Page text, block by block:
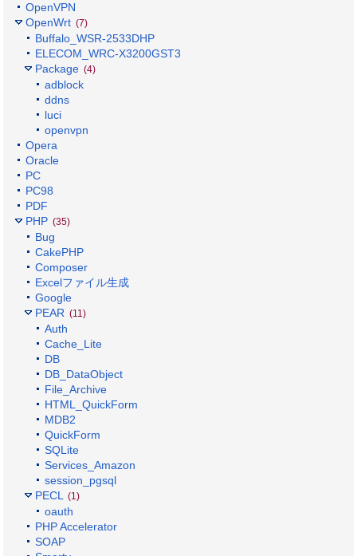
OpenVPN
OpenWrt (7)
Buffalo_WSR-2533DHP
ELECOM_WRC-X3200GST3
Package (4)
adblock
ddns
luci
openvpn
Opera
Oracle
PC
PC98
PDF
PHP (35)
Bug
CakePHP
Composer
Excelファイル生成
Google
PEAR (11)
Auth
Cache_Lite
DB
DB_DataObject
File_Archive
HTML_QuickForm
MDB2
QuickForm
SQLite
Services_Amazon
session_pgsql
PECL (1)
oauth
PHP Accelerator
SOAP